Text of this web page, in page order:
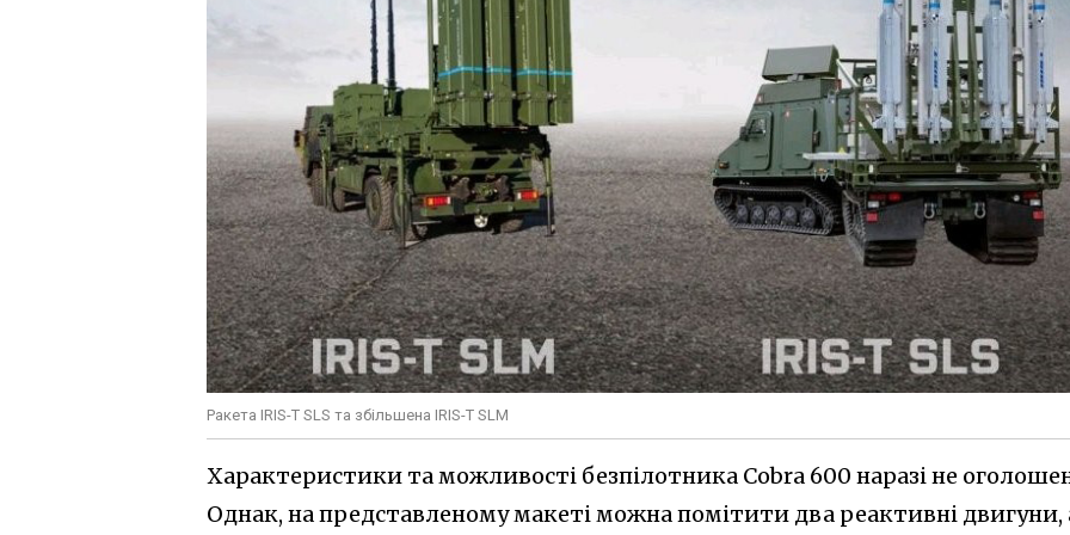
Ракета IRIS-T SLS та збільшена IRIS-T SLM
Характеристики та можливості безпілотника Cobra 600 наразі не
Однак, на представленому макеті можна помітити два реактивні двигуни,